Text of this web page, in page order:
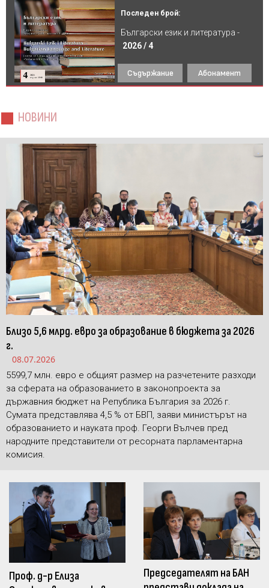
Последен брой:
Български език и литература -
2026 / 4
Съдържание Абонамент
НОВИНИ
Близо 5,6 млрд. евро за образование в бюджета за 2026
г.
08.07.2026
5599,7 млн. евро е общият размер на разчетените разходи
за сферата на образованието в законопроекта за
държавния бюджет на Република България за 2026 г.
Сумата представлява 4,5 % от БВП, заяви министърът на
образованието и науката проф. Георги Вълчев пред
народните представители от ресорната парламентарна
комисия.
Проф. д-р Елиза
Председателят на БАН